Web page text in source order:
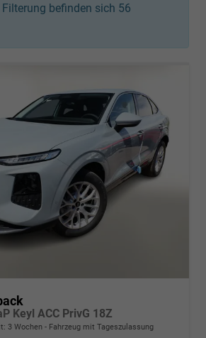
befinden sich 56
Keyl ACC PrivG 18Z
3 Wochen Fahrzeug mit Tageszulassung